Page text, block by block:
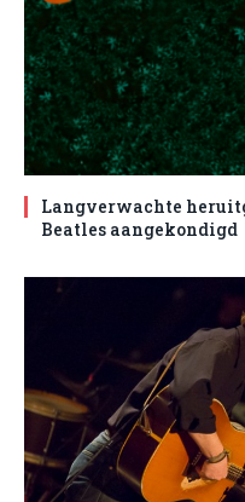
Langverwachte
Beatles aangekondigd